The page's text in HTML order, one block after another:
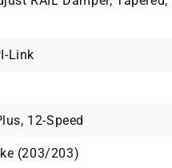
Link
12-Speed
(203/203)